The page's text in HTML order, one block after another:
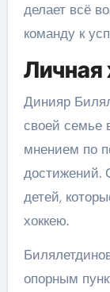
делает всё
команду к
Личная
Динияр
своей семье
мнением по
достижений.
детей,
хоккею.
опорным